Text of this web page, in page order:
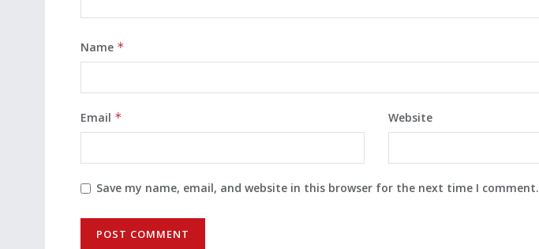
Name *
Email * Website
Save my name, email, and website in this browser for the next time I comment.